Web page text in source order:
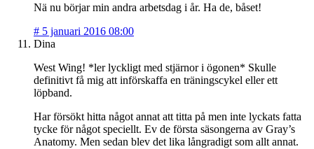
Nä nu börjar min andra arbetsdag i år. Ha de, båset!
# 5 januari 2016 08:00
Dina
West Wing! *ler lyckligt med stjärnor i ögonen* Skulle
definitivt få mig att införskaffa en träningscykel eller ett
löpband.
Har försökt hitta något annat att titta på men inte lyckats fatta
tycke för något speciellt. Ev de första säsongerna av Gray’s
Anatomy. Men sedan blev det lika långradigt som allt annat.